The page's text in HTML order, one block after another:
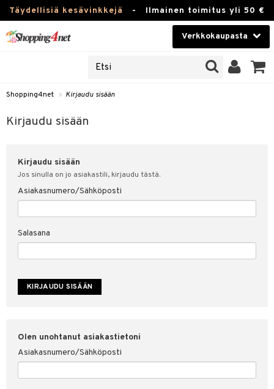
Täydellisiä kesävinkkejä - Ilmainen toimitus yli 50 €
Verkkokaupasta
Piilolinssit
Luontaistuotteet
Fitness
Koti & Sisustus
Lelut, Lapsi & Vauva
Tuotemerkkejä
Shopping4net » Kirjaudu sisään
Kirjaudu sisään
Kirjaudu sisään
Jos sinulla on jo asiakastili, kirjaudu tästä.
Asiakasnumero/Sähköposti
Salasana
Olen unohtanut asiakastietoni
Asiakasnumero/Sähköposti
sisään
& vastauksia
myyntiehdot
suojaus